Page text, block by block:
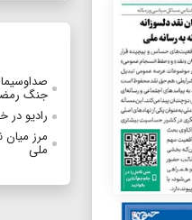
جنگ
رادیو در
مرز میان
ملی